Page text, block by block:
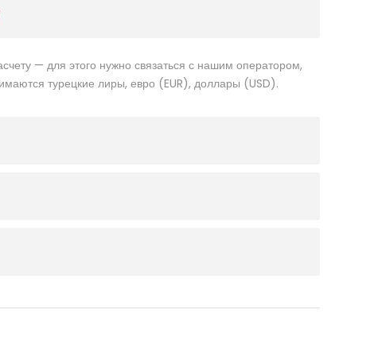
— для этого нужно связаться с нашим оператором,
турецкие лиры, евро (EUR), доллары (USD).